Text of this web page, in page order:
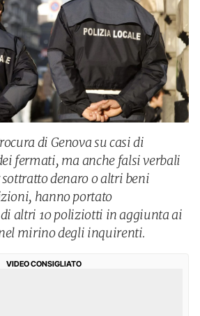
di Genova su casi di
fermati, ma anche falsi verbali
sottratto denaro o altri beni
hanno portato
altri 10 poliziotti in aggiunta ai
mirino degli inquirenti.
VIDEO CONSIGLIATO